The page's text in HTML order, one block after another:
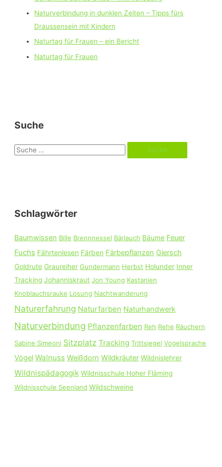
Naturverbindung in dunklen Zeiten – Tipps fürs
Draussensein mit Kindern
Naturtag für Frauen – ein Bericht
Naturtag für Frauen
Suche
S
n
a
c
h
:
Schlagwörter
Baumwissen Bille Brennnessel Bärlauch Bäume Feuer
Fuchs Fährtenlesen Färben Färbepflanzen Giersch
Goldrute Graureiher Gundermann Herbst Holunder Inner
Tracking Johanniskraut Jon Young Kastanien
Knoblauchsrauke Losung Nachtwanderung
Naturerfahrung Naturfarben Naturhandwerk
Naturverbindung Pflanzenfarben Reh Rehe Räuchern
Sabine Simeoni Sitzplatz Tracking Trittsiegel Vogelsprache
Vögel Walnuss Weißdorn Wildkräuter Wildnislehrer
Wildnispädagogik Wildnisschule Hoher Fläming
Wildnisschule Seenland Wildschweine